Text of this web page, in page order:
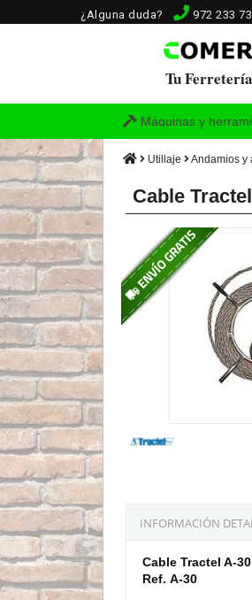
¿Alguna duda? 972 233
Tu
Máquinas y
Utillaje Andamios y
Cable
INFORMACIÓN
Cable Tractel A-
Ref. A-30